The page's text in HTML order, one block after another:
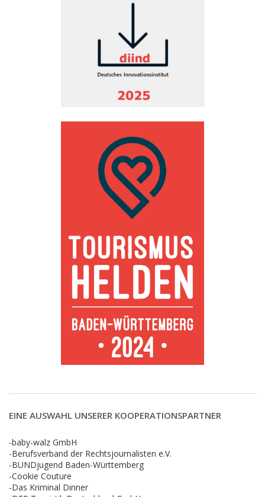
EINE AUSWAHL UNSERER KOOPERATIONSPARTNER
-baby-walz GmbH
-Berufsverband der Rechtsjournalisten e.V.
-BUNDjugend Baden-Württemberg
-Cookie Couture
-Das Kriminal Dinner